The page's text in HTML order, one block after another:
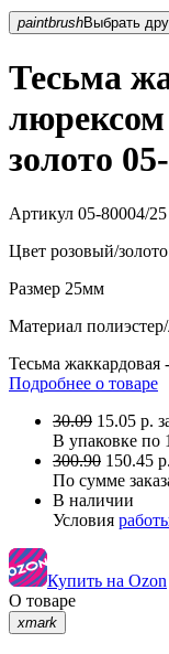
paintbrush
Тесьма
золото
Артикул 05-80004/25
Цвет розовый/золото
Размер 25мм
Материал
Тесьма жаккардовая
Подробнее о товаре
30.09 15.05 р.
В упаковке по
300.90 150.45
По сумме
В наличии
Условия
Купить на Ozon
О товаре
xmark